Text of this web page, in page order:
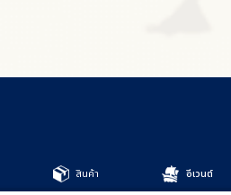
สินค้า อีเวนต์